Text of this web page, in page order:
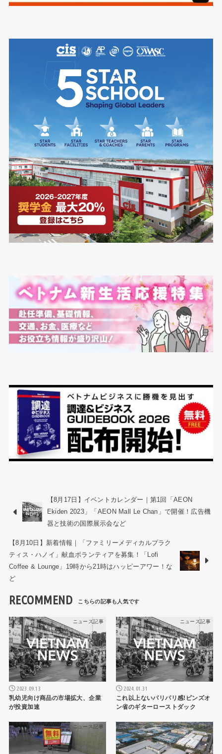
【8月17日】イベントカレンダー｜第1回「AEON
Ekiden 2023」「AEON Mall Le Chan」で開催！広告機
器と技術の国際展示会など
【8月10日】新着情報｜「ファミリーメディカルプラク
ティス・ハノイ」献血ボランティアを募集！「Lofi
Coffee & Lounge」19時から21時はハッピーアワー！な
ど
RECOMMEND
ニュース記事
2023.09.13
乳幼児向け商品の市場拡大、企業
が投資加速
ニュース記事
2024.01.31
これ以上ないパリパリ感!ビンズオ
ン省のギターローストダック
ニュース記事 ニュース記事